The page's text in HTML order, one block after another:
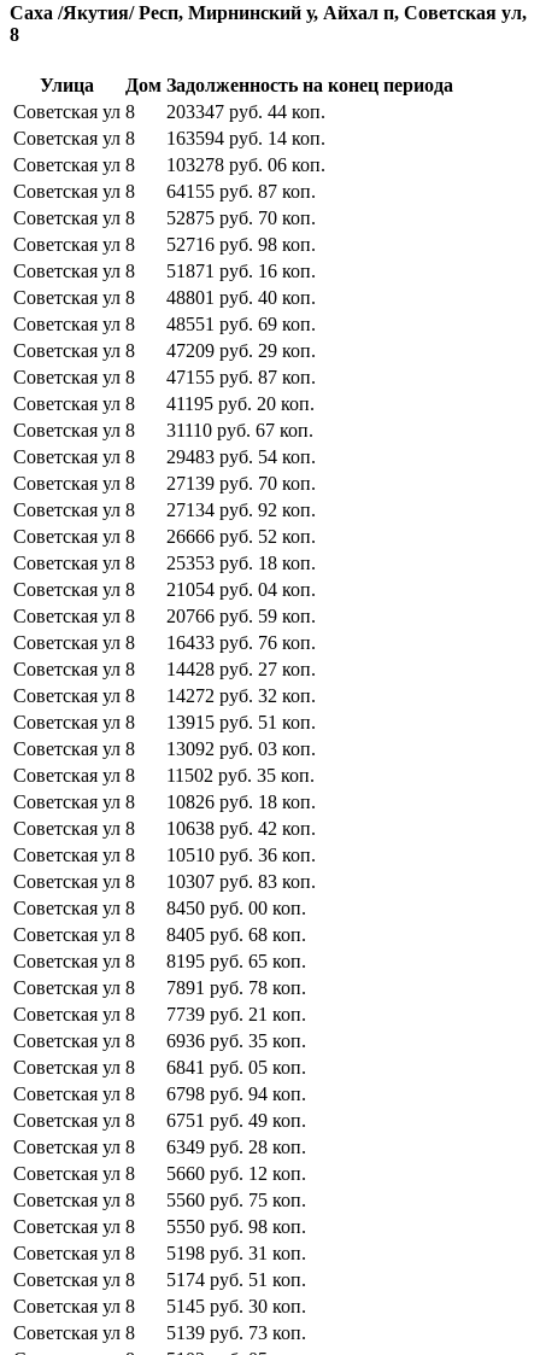
Саха /Якутия/ Респ, Мирнинский у, Айхал п, Советская ул,
8
Улица Дом Задолженность на конец периода
Советская ул 8 203347 руб. 44 коп.
Советская ул 8 163594 руб. 14 коп.
Советская ул 8 103278 руб. 06 коп.
Советская ул 8 64155 руб. 87 коп.
Советская ул 8 52875 руб. 70 коп.
Советская ул 8 52716 руб. 98 коп.
Советская ул 8 51871 руб. 16 коп.
Советская ул 8 48801 руб. 40 коп.
Советская ул 8 48551 руб. 69 коп.
Советская ул 8 47209 руб. 29 коп.
Советская ул 8 47155 руб. 87 коп.
Советская ул 8 41195 руб. 20 коп.
Советская ул 8 31110 руб. 67 коп.
Советская ул 8 29483 руб. 54 коп.
Советская ул 8 27139 руб. 70 коп.
Советская ул 8 27134 руб. 92 коп.
Советская ул 8 26666 руб. 52 коп.
Советская ул 8 25353 руб. 18 коп.
Советская ул 8 21054 руб. 04 коп.
Советская ул 8 20766 руб. 59 коп.
Советская ул 8 16433 руб. 76 коп.
Советская ул 8 14428 руб. 27 коп.
Советская ул 8 14272 руб. 32 коп.
Советская ул 8 13915 руб. 51 коп.
Советская ул 8 13092 руб. 03 коп.
Советская ул 8 11502 руб. 35 коп.
Советская ул 8 10826 руб. 18 коп.
Советская ул 8 10638 руб. 42 коп.
Советская ул 8 10510 руб. 36 коп.
Советская ул 8 10307 руб. 83 коп.
Советская ул 8 8450 руб. 00 коп.
Советская ул 8 8405 руб. 68 коп.
Советская ул 8 8195 руб. 65 коп.
Советская ул 8 7891 руб. 78 коп.
Советская ул 8 7739 руб. 21 коп.
Советская ул 8 6936 руб. 35 коп.
Советская ул 8 6841 руб. 05 коп.
Советская ул 8 6798 руб. 94 коп.
Советская ул 8 6751 руб. 49 коп.
Советская ул 8 6349 руб. 28 коп.
Советская ул 8 5660 руб. 12 коп.
Советская ул 8 5560 руб. 75 коп.
Советская ул 8 5550 руб. 98 коп.
Советская ул 8 5198 руб. 31 коп.
Советская ул 8 5174 руб. 51 коп.
Советская ул 8 5145 руб. 30 коп.
Советская ул 8 5139 руб. 73 коп.